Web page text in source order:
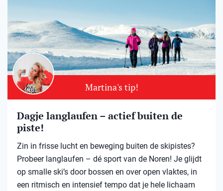
Martina's tip!
Dagje langlaufen – actief buiten de
piste!
Zin in frisse lucht en beweging buiten de skipistes?
Probeer langlaufen – dé sport van de Noren! Je glijdt
op smalle ski’s door bossen en over open vlaktes, in
een ritmisch en intensief tempo dat je hele lichaam